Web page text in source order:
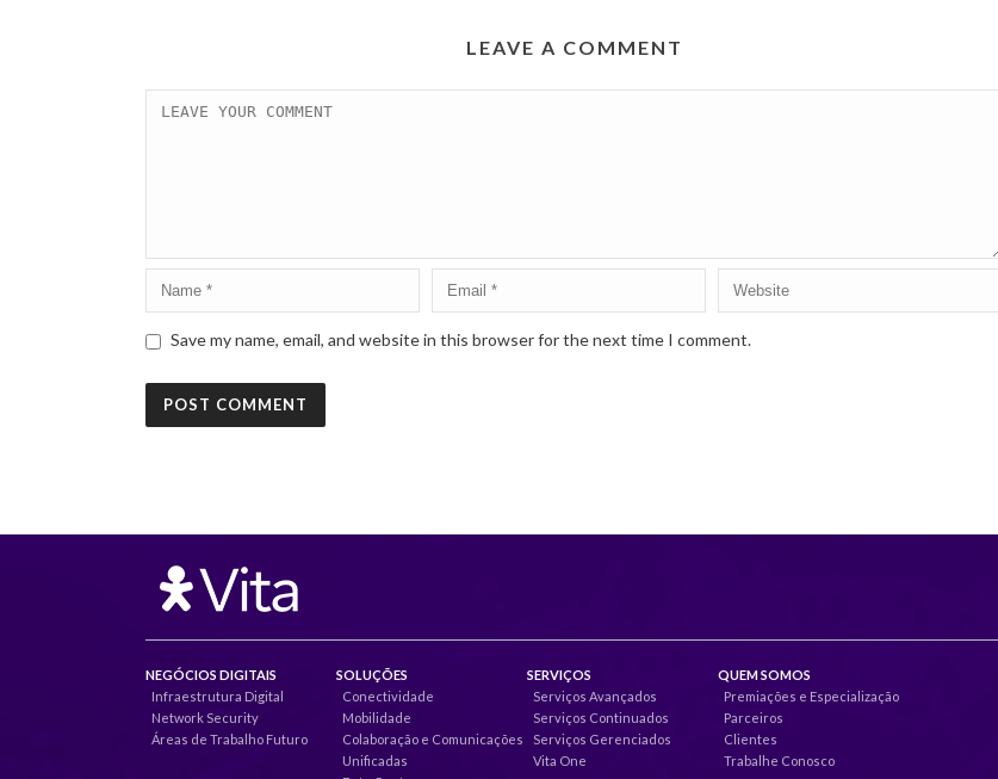
LEAVE A COMMENT
Save my name, email, and website in this browser for the next time I comment.
NEGÓCIOS DIGITAIS
Infraestrutura Digital
Network Security
Áreas de Trabalho Futuro
SOLUÇÕES
Conectividade
Mobilidade
Colaboração e Comunicações
Unificadas
SERVIÇOS
Serviços Avançados
Serviços Continuados
Serviços Gerenciados
Vita One
QUEM SOMOS
Premiações e Especialização
Parceiros
Clientes
Trabalhe Conosco